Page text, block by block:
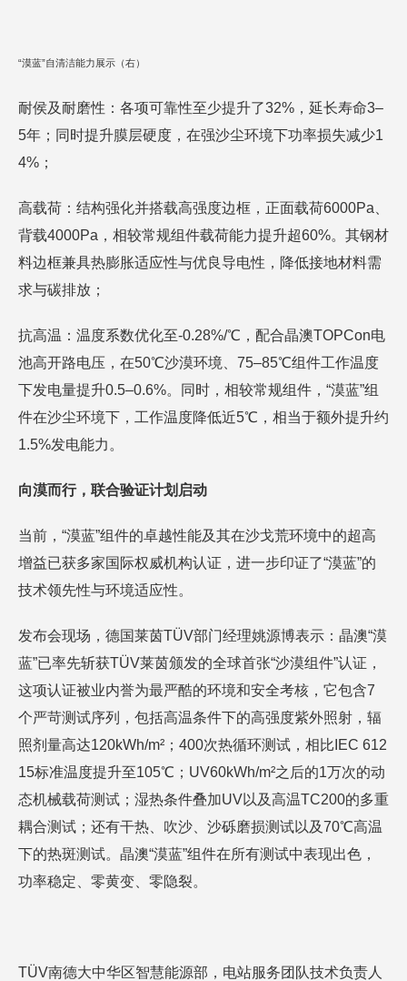
“漠蓝”自清洁能力展示（右）
耐侯及耐磨性：各项可靠性至少提升了32%，延长寿命3–
5年；同时提升膜层硬度，在强沙尘环境下功率损失减少1
4%；
高载荷：结构强化并搭载高强度边框，正面载荷6000Pa、
背载4000Pa，相较常规组件载荷能力提升超60%。其钢材
料边框兼具热膨胀适应性与优良导电性，降低接地材料需
求与碳排放；
抗高温：温度系数优化至-0.28%/℃，配合晶澳TOPCon电
池高开路电压，在50℃沙漠环境、75–85℃组件工作温度
下发电量提升0.5–0.6%。同时，相较常规组件，“漠蓝”组
件在沙尘环境下，工作温度降低近5℃，相当于额外提升约
1.5%发电能力。
向漠而行，联合验证计划启动
当前，“漠蓝”组件的卓越性能及其在沙戈荒环境中的超高
增益已获多家国际权威机构认证，进一步印证了“漠蓝”的
技术领先性与环境适应性。
发布会现场，德国莱茵TÜV部门经理姚源博表示：晶澳“漠
蓝”已率先斩获TÜV莱茵颁发的全球首张“沙漠组件”认证，
这项认证被业内誉为最严酷的环境和安全考核，它包含7
个严苛测试序列，包括高温条件下的高强度紫外照射，辐
照剂量高达120kWh/m²；400次热循环测试，相比IEC 612
15标准温度提升至105℃；UV60kWh/m²之后的1万次的动
态机械载荷测试；湿热条件叠加UV以及高温TC200的多重
耦合测试；还有干热、吹沙、沙砾磨损测试以及70℃高温
下的热斑测试。晶澳“漠蓝”组件在所有测试中表现出色，
功率稳定、零黄变、零隐裂。
TÜV南德大中华区智慧能源部，电站服务团队技术负责人